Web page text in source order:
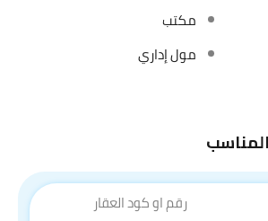
مكتب
مول إداري
رقم او كود العقار